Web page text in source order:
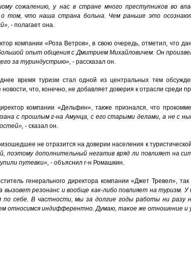
сожалению, у нас в стране много преступников во
о том, что наша страна больна. Чем раньше это
- полагает она.
компании «Роза Ветров», в свою очередь, отметил, что
опыт общения с Дмитрием Михайловичем. Он
за туриндустрию», - рассказал он.
время туризм стал одной из центральных тем
что, конечно, не добавляет доверия к отрасли среди
компании «Дельфин», также признался, что
с прошлым г-на Амунца, с его старыми делами, а не с
- сказал он.
не отразится на доверии населения к
поэтому дополнительный негатив вряд ли повлияет на
путевки», - объяснил г-н Ромашкин.
генерального директора компании «Джет Тревел»,
вызовет резонанс и вообще как-либо повлияет на туризм.
себе. В частности, мы за долгие годы работы ни разу
относимся индифферентно. Думаю, такое же отношение и у